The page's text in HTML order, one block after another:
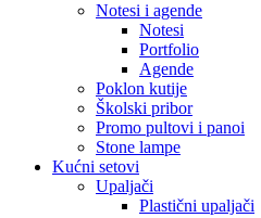
Notesi i agende
Notesi
Portfolio
Agende
Poklon kutije
Školski pribor
Promo pultovi i panoi
Stone lampe
Kućni setovi
Upaljači
Plastični upaljači